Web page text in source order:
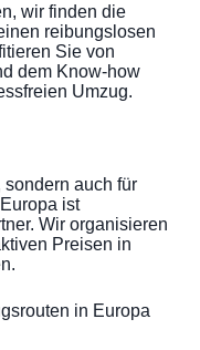
wir finden die
reibungslosen
Sie von
dem Know-how
Umzug.
auch für
ist
Wir organisieren
Preisen in
in Europa